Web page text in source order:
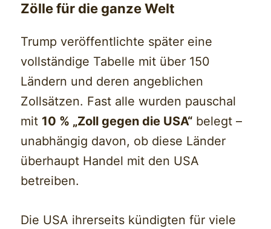
Zölle für die ganze Welt
Trump veröffentlichte später eine
vollständige Tabelle mit über 150
Ländern und deren angeblichen
Zollsätzen. Fast alle wurden pauschal
mit 10 % „Zoll gegen die USA“ belegt –
unabhängig davon, ob diese Länder
überhaupt Handel mit den USA
betreiben.
Die USA ihrerseits kündigten für viele